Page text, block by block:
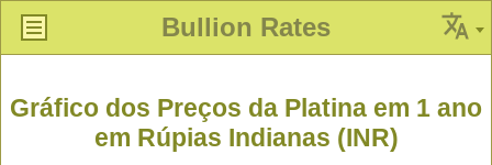
Bullion Rates
Gráfico dos Preços da Platina em 1 ano
em Rúpias Indianas (INR)